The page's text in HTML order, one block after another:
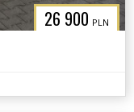
26 900 PLN